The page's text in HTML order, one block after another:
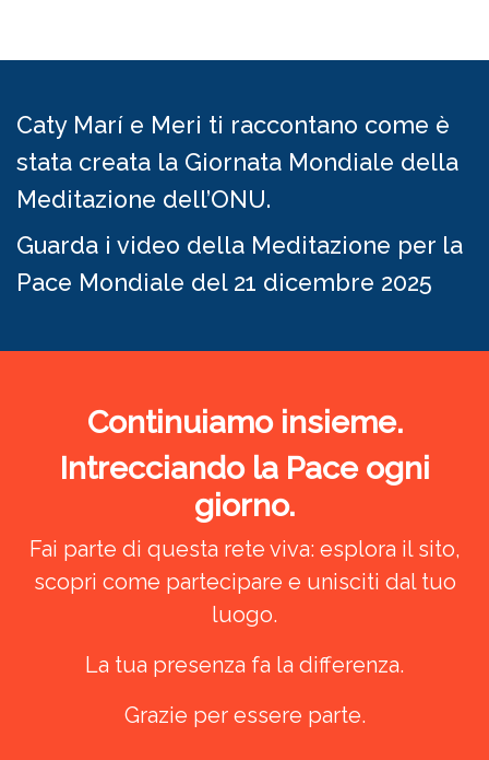
Caty Marí e Meri ti raccontano come è
stata creata la Giornata Mondiale della
Meditazione dell’ONU.
Guarda i video della Meditazione per la
Pace Mondiale del 21 dicembre 2025
Continuiamo insieme.
Intrecciando la Pace ogni
giorno.
Fai parte di questa rete viva: esplora il sito,
scopri come partecipare e unisciti dal tuo
luogo.
La tua presenza fa la differenza.
Grazie per essere parte.